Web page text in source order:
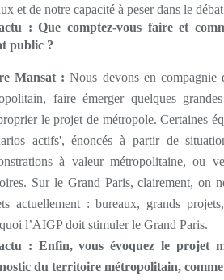
et de notre capacité à peser dans le
: Que comptez-vous faire et
public ?
Mansat : Nous devons en compagnie
faire émerger quelques
le projet de métropole. Certaines
actifs', énoncés à partir de
à valeur métropolitaine, ou
Sur le Grand Paris, clairement, on
actuellement : bureaux, grands
l’AIGP doit stimuler le Grand Paris.
: Enfin, vous évoquez le projet
du territoire métropolitain,